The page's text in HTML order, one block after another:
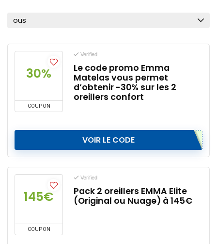
ous
30%
COUPON
Verified
Le code promo Emma
Matelas vous permet
d’obtenir -30% sur les 2
oreillers confort
VOIR LE CODE
145€
COUPON
Verified
Pack 2 oreillers EMMA Elite
(Original ou Nuage) à 145€